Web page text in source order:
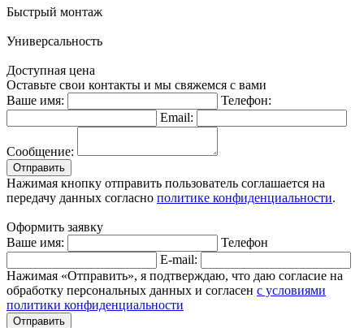
Быстрый монтаж
Универсальность
Доступная цена
Оставьте свои контакты и мы свяжемся с вами
Ваше имя:
Телефон:
Email:
Сообщение:
Отправить
Нажимая кнопку отправить пользователь соглашается на
передачу данных согласно политике конфиденциальности.
Оформить заявку
Ваше имя:
Телефон
E-mail:
Нажимая «Отправить», я подтверждаю, что даю согласие на
обработку персональных данных и согласен с условиями
политики конфиденциальности
Отправить